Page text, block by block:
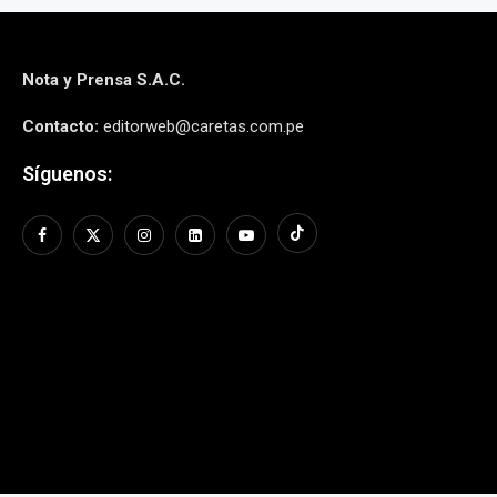
Nota y Prensa S.A.C.
Contacto: editorweb@caretas.com.pe
Síguenos: